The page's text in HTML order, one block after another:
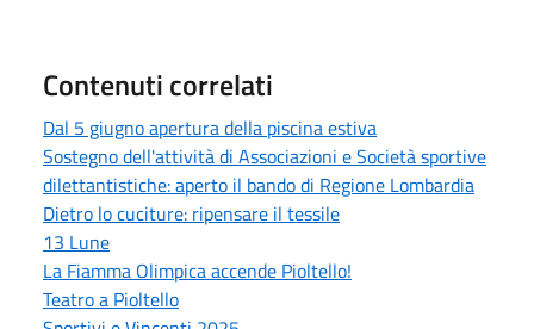
Contenuti correlati
Dal 5 giugno apertura della piscina estiva
Sostegno dell'attività di Associazioni e Società sportive
dilettantistiche: aperto il bando di Regione Lombardia
Dietro lo cuciture: ripensare il tessile
13 Lune
La Fiamma Olimpica accende Pioltello!
Teatro a Pioltello